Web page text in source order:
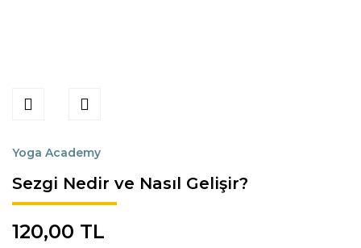
Yoga Academy
Sezgi Nedir ve Nasıl Gelişir?
120,00 TL